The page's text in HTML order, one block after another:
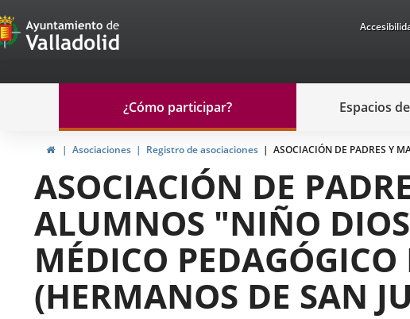
Portal
de
Participación
navegación
Participación
¿Cómo participar? Espacios
InicioAsociaciones Registro de asociaciones ASOCIACIÓN DE PADRES Y
ASOCIACIÓN DE
ALUMNOS "NIÑO
MÉDICO
(HERMANOS DE SAN